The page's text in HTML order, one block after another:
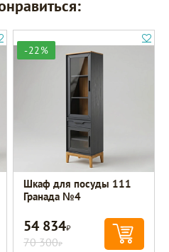
-22%
Шкаф для посуды 111
Гранада №4
54 834Р
70 300Р